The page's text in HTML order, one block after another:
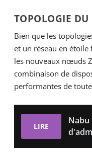
TOPOLOGIE DU
Bien que les
et un réseau en étoile
les nouveaux nœuds
combinaison de
performantes de
LIRE
Nabu